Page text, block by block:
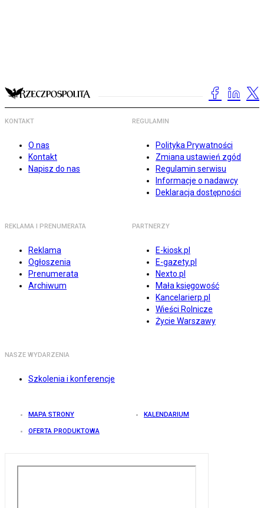
KONTAKT
O nas
Kontakt
Napisz do nas
REGULAMIN
Polityka Prywatności
Zmiana ustawień zgód
Regulamin serwisu
Informacje o nadawcy
Deklaracja dostępności
REKLAMA I PRENUMERATA
Reklama
Ogłoszenia
Prenumerata
Archiwum
PARTNERZY
E-kiosk.pl
E-gazety.pl
Nexto.pl
Mała księgowość
Kancelarierp.pl
Wieści Rolnicze
Życie Warszawy
NASZE WYDARZENIA
Szkolenia i konferencje
MAPA STRONY KALENDARIUM
OFERTA PRODUKTOWA